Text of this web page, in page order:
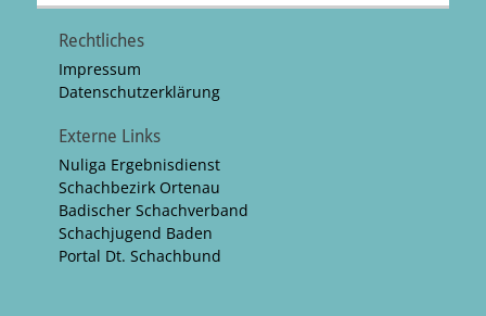
Rechtliches
Impressum
Datenschutzerklärung
Externe Links
Nuliga Ergebnisdienst
Schachbezirk Ortenau
Badischer Schachverband
Schachjugend Baden
Portal Dt. Schachbund